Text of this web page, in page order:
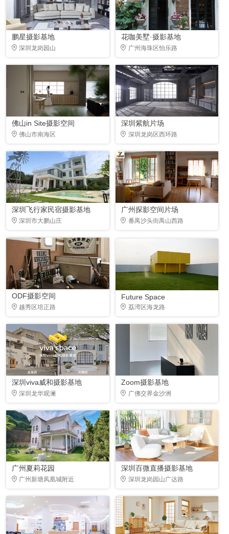
鹏星摄影基地
深圳龙岗园山
花咖美墅·摄影基地
广州海珠区怡乐路
佛山in Site摄影空间
佛山市南海区
深圳紫航片场
深圳龙岗区西环路
深圳飞行家民宿摄影基地
深圳市大鹏山庄
广州探影空间片场
番禺沙头街禺山西路
ODF摄影空间
越秀区培正路
Future Space
荔湾区海龙路
深圳viva威和摄影基地
深圳龙华观澜
Zoom摄影基地
广佛交界金沙洲
广州夏莉花园
广州新塘凤凰城附近
深圳百微直播摄影基地
深圳龙岗园山广达路